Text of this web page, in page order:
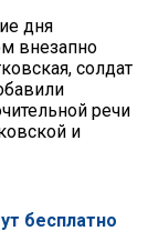
дня
внезапно
солдат
речи
и
бесплатно